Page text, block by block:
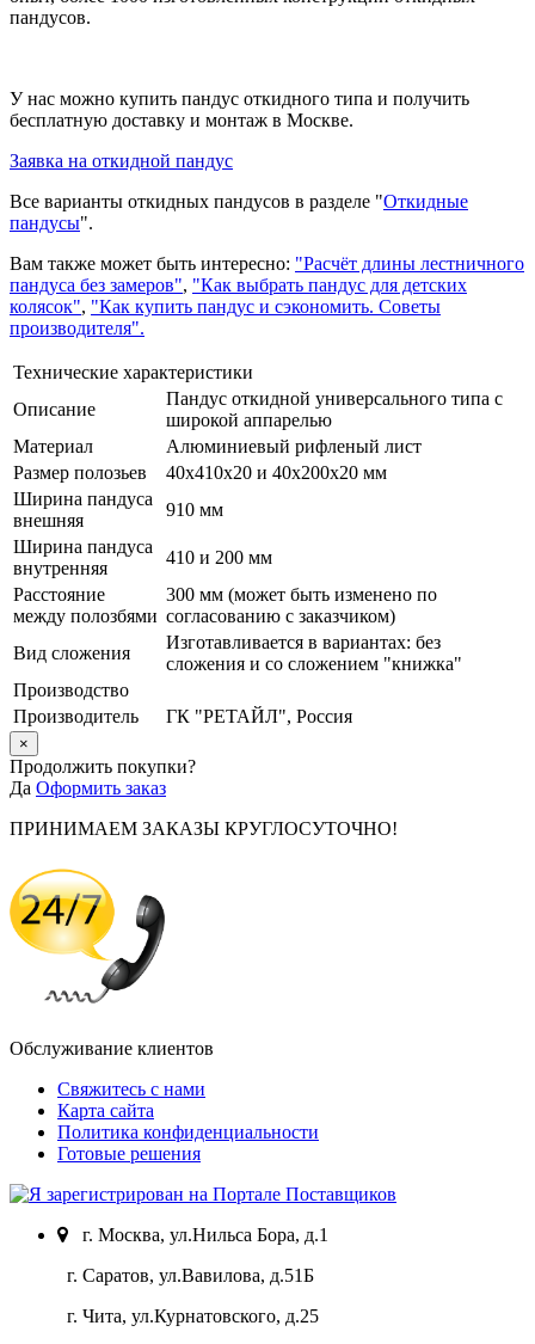
пандусов.
У нас можно купить пандус откидного типа и получить
бесплатную доставку и монтаж в Москве.
Заявка на откидной пандус
Все варианты откидных пандусов в разделе "Откидные
пандусы".
Вам также может быть интересно: "Расчёт длины лестничного
пандуса без замеров", "Как выбрать пандус для детских
колясок", "Как купить пандус и сэкономить. Советы
производителя".
Технические характеристики
Описание
Пандус откидной универсального типа с
широкой аппарелью
Материал
Алюминиевый рифленый лист
Размер полозьев
40х410х20 и 40х200х20 мм
Ширина пандуса
внешняя
910 мм
Ширина пандуса
внутренняя
410 и 200 мм
Расстояние
между полозбями
300 мм (может быть изменено по
согласованию с заказчиком)
Вид сложения
Изготавливается в вариантах: без
сложения и со сложением "книжка"
Производство
Производитель
ГК "РЕТАЙЛ", Россия
×
Продолжить покупки?
Да Оформить заказ
ПРИНИМАЕМ ЗАКАЗЫ КРУГЛОСУТОЧНО!
Обслуживание клиентов
Свяжитесь с нами
Карта сайта
Политика конфиденциальности
Готовые решения
г. Москва, ул.Нильса Бора, д.1
г. Саратов, ул.Вавилова, д.51Б
г. Чита, ул.Курнатовского, д.25